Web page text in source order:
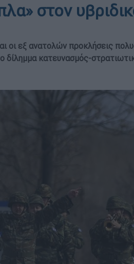
στον
οι εξ ανατολών προκλήσεις
κατευνασμός-